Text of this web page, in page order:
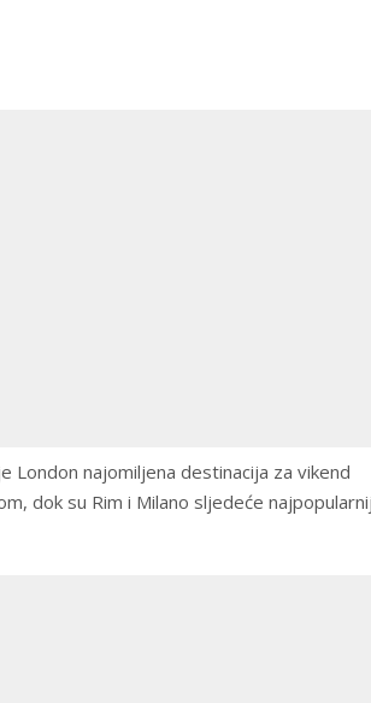
London najomiljena destinacija za vikend
dok su Rim i Milano sljedeće